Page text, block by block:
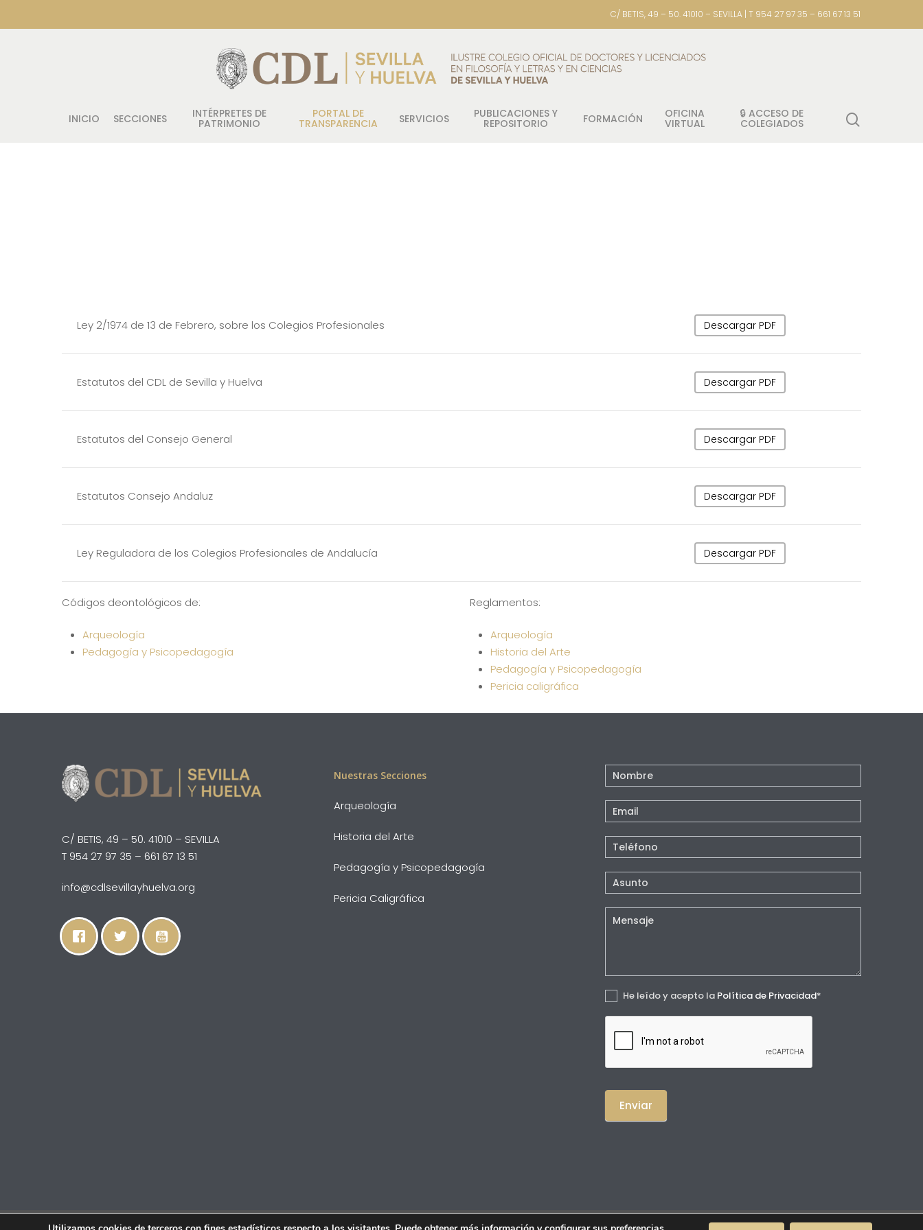
C/ BETIS, 49 – 50. 41010 – SEVILLA | T 954 27 97 35 – 661 67 13 51
INICIO SECCIONES INTÉRPRETES DE
PATRIMONIO
PORTAL DE
TRANSPARENCIA SERVICIOS PUBLICACIONES Y
REPOSITORIO FORMACIÓN OFICINA
VIRTUAL
🔒 ACCESO DE
COLEGIADOS
Ley 2/1974 de 13 de Febrero, sobre los Colegios Profesionales Descargar PDF
Estatutos del CDL de Sevilla y Huelva Descargar PDF
Estatutos del Consejo General Descargar PDF
Estatutos Consejo Andaluz Descargar PDF
Ley Reguladora de los Colegios Profesionales de Andalucía Descargar PDF
Códigos deontológicos de:
Arqueología
Pedagogía y Psicopedagogía
Reglamentos:
Arqueología
Historia del Arte
Pedagogía y Psicopedagogía
Pericia caligráfica
C/ BETIS, 49 – 50. 41010 – SEVILLA
T 954 27 97 35 – 661 67 13 51
info@cdlsevillayhuelva.org
Nuestras Secciones
Arqueología
Historia del Arte
Pedagogía y Psicopedagogía
Pericia Caligráfica
Contacto
Pie
Pagina
He leído y acepto la Política de Privacidad*
Enviar